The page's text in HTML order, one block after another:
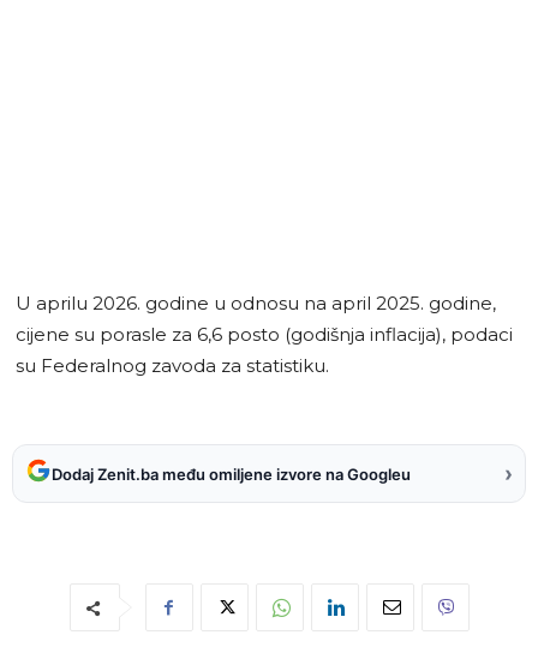
U aprilu 2026. godine u odnosu na april 2025. godine,
cijene su porasle za 6,6 posto (godišnja inflacija), podaci
su Federalnog zavoda za statistiku.
Dodaj Zenit.ba među omiljene izvore na Googleu ›